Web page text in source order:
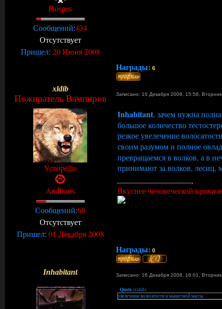
Hospes
Сообщений:434
Отсутствует
Пришел: 20 Июня 2008
Награды: 6
xldib
Пожиратель Вампиров Записано: 16 Декабря 2008, 15:58,
Versipellis
Auditoris
Сообщений:68
Отсутствует
Пришел: 01 Декабря 2008
Inhabitant, зачем нужна
большое количество
резкое увелечение
своим разумом и полное
превращаемся в волков, а в
принимают за волков, лесиц,
Вкуснее человеческой крови
Награды: 0
Inhabitant Записано: 16 Декабря 2008, 16:01,
Quote(xldib)
увелечение волосатости и мышечной массы